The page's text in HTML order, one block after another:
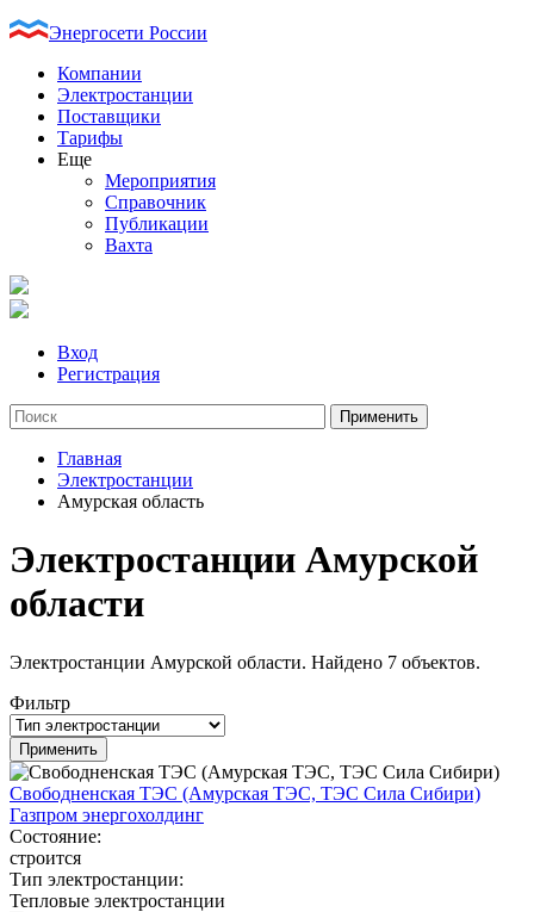
Энергосети России
Компании
Электростанции
Поставщики
Тарифы
Еще
Мероприятия
Справочник
Публикации
Вахта
Вход
Регистрация
Главная
Электростанции
Амурская область
Электростанции Амурской
области
Электростанции Амурской области. Найдено 7 объектов.
Фильтр
Свободненская ТЭС (Амурская ТЭС, ТЭС Сила Сибири)
Газпром энергохолдинг
Состояние:
строится
Тип электростанции:
Тепловые электростанции